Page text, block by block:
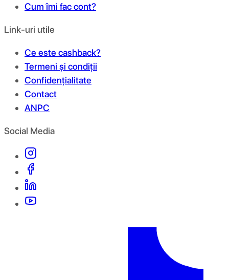
Cum îmi fac cont?
Link-uri utile
Ce este cashback?
Termeni și condiții
Confidențialitate
Contact
ANPC
Social Media